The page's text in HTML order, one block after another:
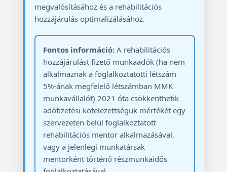
megvalósításához és a rehabilitációs
hozzájárulás optimalizálásához.
Fontos információ: A rehabilitációs
hozzájárulást fizető munkaadók (ha nem
alkalmaznak a foglalkoztatotti létszám
5%-ának megfelelő létszámban MMK
munkavállalót) 2021 óta csökkenthetik
adófizetési kötelezettségük mértékét egy
szervezeten belül foglalkoztatott
rehabilitációs mentor alkalmazásával,
vagy a jelenlegi munkatársak
mentorként történő részmunkaidős